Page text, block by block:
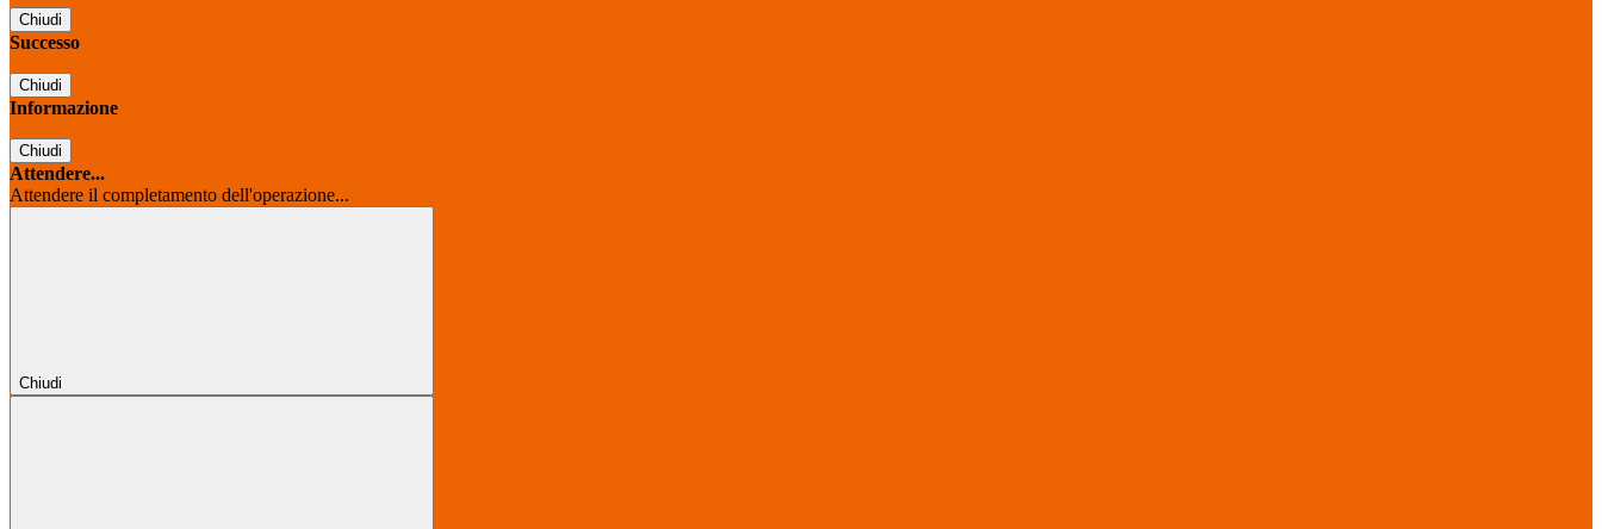
Chiudi
Successo
Chiudi
Informazione
Chiudi
Attendere...
Attendere il completamento dell'operazione...
Chiudi